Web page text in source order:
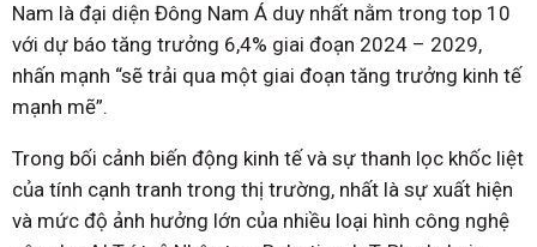
Nam là đại diện Đông Nam Á duy nhất nằm trong top 10
với dự báo tăng trưởng 6,4% giai đoạn 2024 – 2029,
nhấn mạnh “sẽ trải qua một giai đoạn tăng trưởng kinh tế
mạnh mẽ”.
Trong bối cảnh biến động kinh tế và sự thanh lọc khốc liệt
của tính cạnh tranh trong thị trường, nhất là sự xuất hiện
và mức độ ảnh hưởng lớn của nhiều loại hình công nghệ